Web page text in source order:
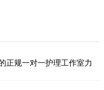
正规一对一护理工作室力